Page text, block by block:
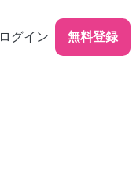
ログイン 無料登録